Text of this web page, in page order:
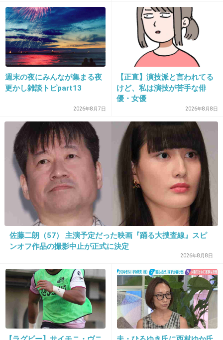
+62
13. 匿名2013/05/15(水) 16:42:01
映画の撮影とか待ち時間長いんでしょ？
楽屋に自分の使いたい物持ち込みたくもなるよ
14. 匿名 2013/05/15(水) 16:42:05
真面目そうで好き
15. 匿名2013/05/15(水) 16:42:15
出典：livedoor.blogimg.jp
+102 -26
《徹底取材の裏側》
週末の夜にみんなが集まる夜
更かし雑談トピpart13
2026年8月7日
【正直】演技派と言われてる
けど、私は演技が苦手な俳
優・女優
2026年8月8日
佐藤二朗（57） 主演予定だった映画『踊る大捜査線』スピ
ンオフ作品の撮影中止が正式に決定
2026年8月8日